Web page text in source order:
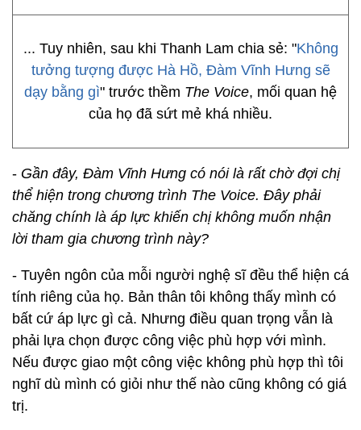
... Tuy nhiên, sau khi Thanh Lam chia sẻ: "Không
tưởng tượng được Hà Hồ, Đàm Vĩnh Hưng sẽ
dạy bằng gì" trước thềm The Voice, mối quan hệ
của họ đã sứt mẻ khá nhiều.
- Gần đây, Đàm Vĩnh Hưng có nói là rất chờ đợi chị
thể hiện trong chương trình The Voice. Đây phải
chăng chính là áp lực khiến chị không muốn nhận
lời tham gia chương trình này?
- Tuyên ngôn của mỗi người nghệ sĩ đều thể hiện cá
tính riêng của họ. Bản thân tôi không thấy mình có
bất cứ áp lực gì cả. Nhưng điều quan trọng vẫn là
phải lựa chọn được công việc phù hợp với mình.
Nếu được giao một công việc không phù hợp thì tôi
nghĩ dù mình có giỏi như thế nào cũng không có giá
trị.